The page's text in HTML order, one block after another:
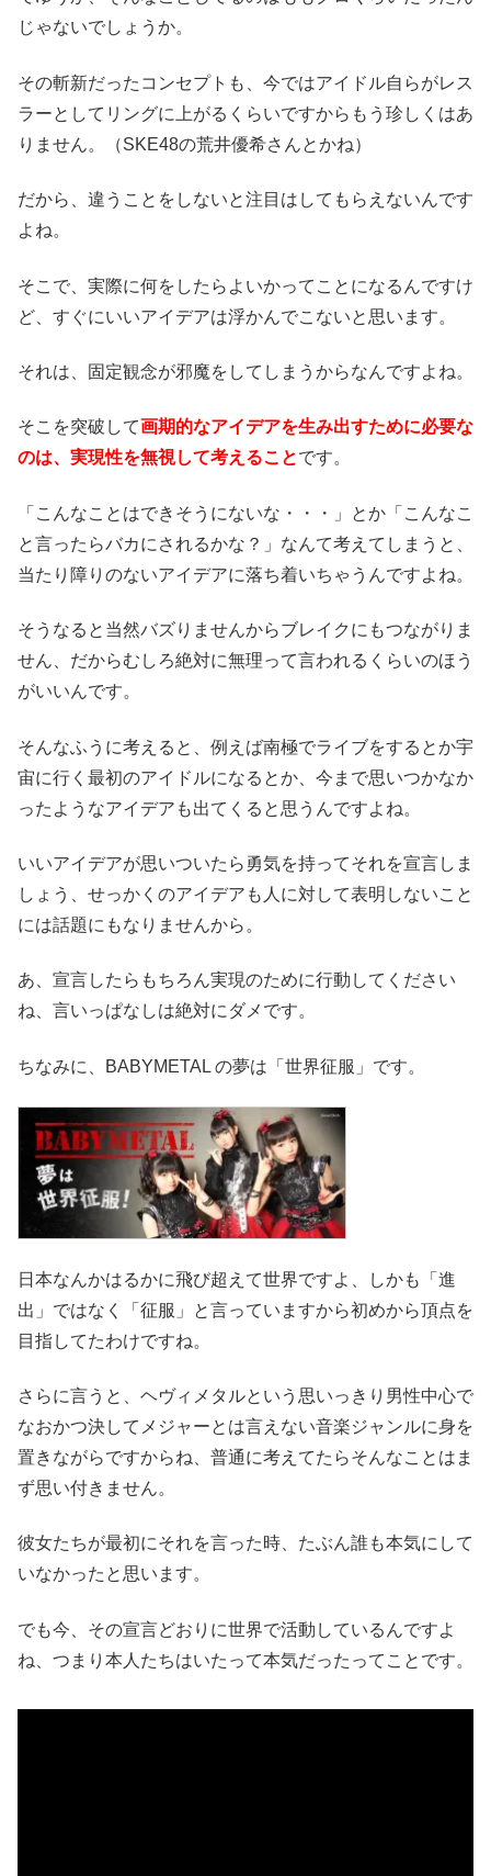
じゃないでしょうか。
その斬新だったコンセプトも、今ではアイドル自らがレス
ラーとしてリングに上がるくらいですからもう珍しくはあ
りません。（SKE48の荒井優希さんとかね）
だから、違うことをしないと注目はしてもらえないんです
よね。
そこで、実際に何をしたらよいかってことになるんですけ
ど、すぐにいいアイデアは浮かんでこないと思います。
それは、固定観念が邪魔をしてしまうからなんですよね。
そこを突破して画期的なアイデアを生み出すために必要な
のは、実現性を無視して考えることです。
「こんなことはできそうにないな・・・」とか「こんなこ
と言ったらバカにされるかな？」なんて考えてしまうと、
当たり障りのないアイデアに落ち着いちゃうんですよね。
そうなると当然バズりませんからブレイクにもつながりま
せん、だからむしろ絶対に無理って言われるくらいのほう
がいいんです。
そんなふうに考えると、例えば南極でライブをするとか宇
宙に行く最初のアイドルになるとか、今まで思いつかなか
ったようなアイデアも出てくると思うんですよね。
いいアイデアが思いついたら勇気を持ってそれを宣言しま
しょう、せっかくのアイデアも人に対して表明しないこと
には話題にもなりませんから。
あ、宣言したらもちろん実現のために行動してください
ね、言いっぱなしは絶対にダメです。
ちなみに、BABYMETAL の夢は「世界征服」です。
日本なんかはるかに飛び超えて世界ですよ、しかも「進
出」ではなく「征服」と言っていますから初めから頂点を
目指してたわけですね。
さらに言うと、ヘヴィメタルという思いっきり男性中心で
なおかつ決してメジャーとは言えない音楽ジャンルに身を
置きながらですからね、普通に考えてたらそんなことはま
ず思い付きません。
彼女たちが最初にそれを言った時、たぶん誰も本気にして
いなかったと思います。
でも今、その宣言どおりに世界で活動しているんですよ
ね、つまり本人たちはいたって本気だったってことです。